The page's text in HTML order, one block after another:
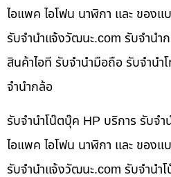
ไอแพค ไอโฟน นาฬิกา และ ของแ
รับจํานําแจ้งวัฒนะ.com รับจำนำ
สินค้าไอที รับจำนำมือถือ รับจำน
จำนำกล้อ
รับจำนำโน๊ตบุ๊ค HP บริการ รับจ
ไอแพค ไอโฟน นาฬิกา และ ของแ
รับจํานําแจ้งวัฒนะ.com รับจำนำ